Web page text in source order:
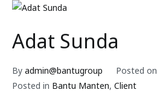
Adat Sunda
By admin@bantugroup Posted on
Posted in Bantu Manten, Client